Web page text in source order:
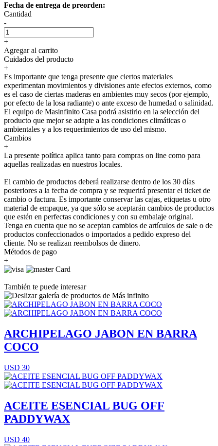
Fecha de entrega de preorden:
Cantidad
-
+
Agregar al carrito
Cuidados del producto
+
Es importante que tenga presente que ciertos materiales
experimentan movimientos y divisiones ante efectos externos, como
es el caso de ciertas maderas en ambientes muy secos (por ejemplo,
por efecto de la losa radiante) o ante exceso de humedad o salinidad.
El equipo de Masinfinito Casa podrá asistirlo en la selección del
producto que mejor se adapte a las condiciones climáticas o
ambientales y a los requerimientos de uso del mismo.
Cambios
+
La presente política aplica tanto para compras on line como para
aquellas realizadas en nuestros locales.
El cambio de productos deberá realizarse dentro de los 30 días
posteriores a la fecha de compra y se requerirá presentar el ticket de
cambio o factura. Es importante conservar las cajas, etiquetas u otro
material de empaque, ya que sólo se aceptarán cambios de productos
que estén en perfectas condiciones y con su embalaje original.
Tenga en cuenta que no se aceptan cambios de artículos de sale o de
productos confeccionados o importados a pedido expreso del
cliente. No se realizan reembolsos de dinero.
Métodos de pago
+
También te puede interesar
ARCHIPELAGO JABON EN BARRA
COCO
USD 30
ACEITE ESENCIAL BUG OFF
PADDYWAX
USD 40